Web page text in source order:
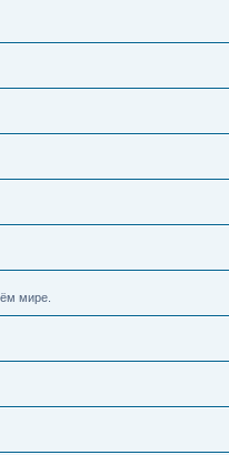
мире.